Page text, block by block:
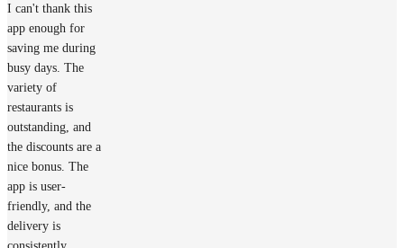
I can't thank this
app enough for
saving me during
busy days. The
variety of
restaurants is
outstanding, and
the discounts are a
nice bonus. The
app is user-
friendly, and the
delivery is